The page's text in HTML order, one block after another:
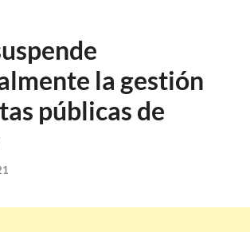
la gestión
públicas de